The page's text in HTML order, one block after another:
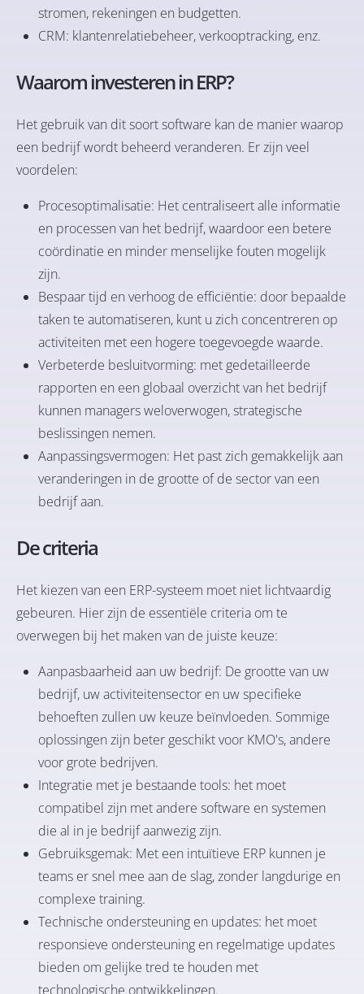
stromen, rekeningen en budgetten.
CRM: klantenrelatiebeheer, verkooptracking, enz.
Waarom investeren in ERP?
Het gebruik van dit soort software kan de manier waarop
een bedrijf wordt beheerd veranderen. Er zijn veel
voordelen:
Procesoptimalisatie: Het centraliseert alle informatie
en processen van het bedrijf, waardoor een betere
coördinatie en minder menselijke fouten mogelijk
zijn.
Bespaar tijd en verhoog de efficiëntie: door bepaalde
taken te automatiseren, kunt u zich concentreren op
activiteiten met een hogere toegevoegde waarde.
Verbeterde besluitvorming: met gedetailleerde
rapporten en een globaal overzicht van het bedrijf
kunnen managers weloverwogen, strategische
beslissingen nemen.
Aanpassingsvermogen: Het past zich gemakkelijk aan
veranderingen in de grootte of de sector van een
bedrijf aan.
De criteria
Het kiezen van een ERP-systeem moet niet lichtvaardig
gebeuren. Hier zijn de essentiële criteria om te
overwegen bij het maken van de juiste keuze:
Aanpasbaarheid aan uw bedrijf: De grootte van uw
bedrijf, uw activiteitensector en uw specifieke
behoeften zullen uw keuze beïnvloeden. Sommige
oplossingen zijn beter geschikt voor KMO's, andere
voor grote bedrijven.
Integratie met je bestaande tools: het moet
compatibel zijn met andere software en systemen
die al in je bedrijf aanwezig zijn.
Gebruiksgemak: Met een intuïtieve ERP kunnen je
teams er snel mee aan de slag, zonder langdurige en
complexe training.
Technische ondersteuning en updates: het moet
responsieve ondersteuning en regelmatige updates
bieden om gelijke tred te houden met
technologische ontwikkelingen.